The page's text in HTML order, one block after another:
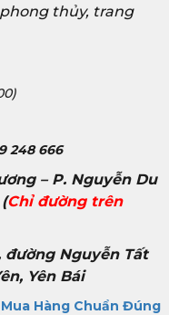
thủy, trang
248 666
– P. Nguyễn Du
Chỉ đường trên
đường Nguyễn Tất
Yên Bái
Hàng Chuẩn Đúng